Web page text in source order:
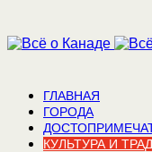
ГЛАВНАЯ
ГОРОДА
КУЛЬТУРА И